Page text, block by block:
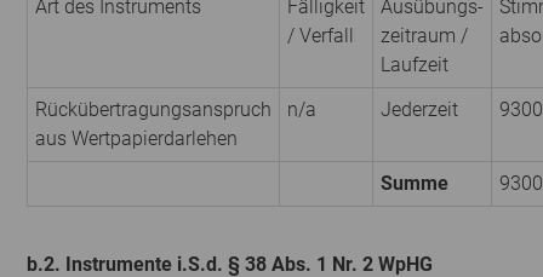
Art des Instruments
Fälligkeit
/ Verfall
Ausübungs­
zeitraum /
Laufzeit
Rückübertragungsanspruch
aus Wertpapierdarlehen
n/a Jederzeit 9300
Summe 9300
b.2. Instrumente i.S.d. § 38 Abs. 1 Nr. 2 WpHG